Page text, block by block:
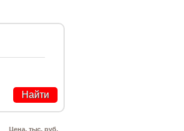
Цена, тыс. руб.